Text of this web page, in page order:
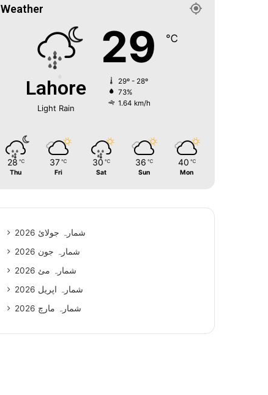
Weather
Lahore
Light Rain
29 ℃
29º - 28º
73%
1.64 km/h
28 ℃
Thu
37 ℃
Fri
30 ℃
Sat
36 ℃
Sun
40 ℃
Mon
شمارہ جولائ 2026
شمارہ جون 2026
شمارہ مئ 2026
شمارہ اپریل 2026
شمارہ مارچ 2026